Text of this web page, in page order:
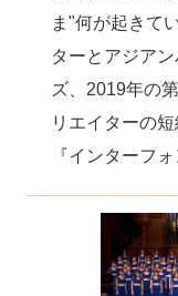
ま"何が起きて
ターとアジア
ズ、2019年の
リエイターの
『インターフ